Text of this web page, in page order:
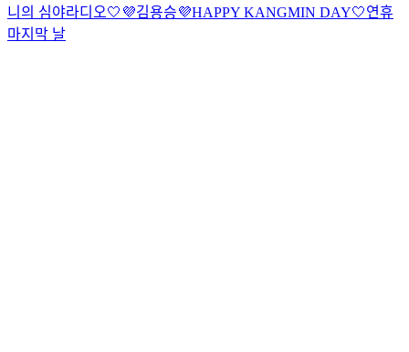
니의 심야라디오🤍💜김용승💜HAPPY KANGMIN DAY🤍연휴
마지막 날